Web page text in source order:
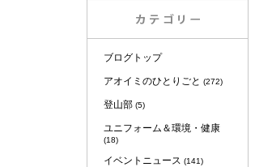
ブログトップ
アオイミのひとりごと (272)
登山部 (5)
ユニフォーム＆環境・健康
(18)
イベントニュース (141)